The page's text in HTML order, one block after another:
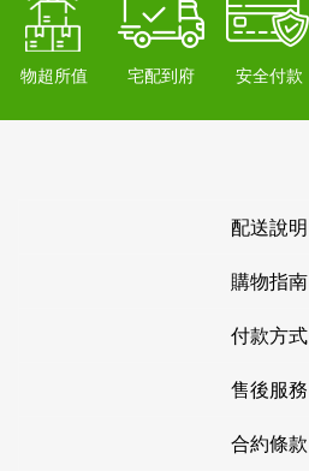
物超所值 宅配到府 安全付款
配送說明
購物指南
付款方式
售後服務
合約條款